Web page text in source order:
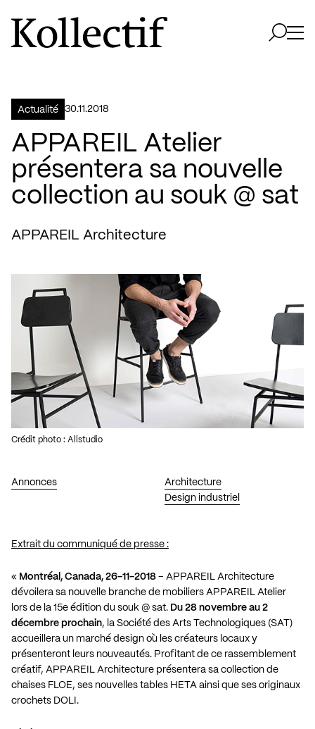
Aller à la page d'accueil
Logo Kollectif
Actualité 30.11.2018
APPAREIL Atelier
présentera sa nouvelle
collection au souk @ sat
APPAREIL Architecture
Annonces
Architecture
Design industriel
Crédit photo : Allstudio
Extrait du communiqué de presse :
« Montréal, Canada, 26-11-2018 – APPAREIL Architecture
dévoilera sa nouvelle branche de mobiliers APPAREIL Atelier
lors de la 15e édition du souk @ sat. Du 28 novembre au 2
décembre prochain, la Société des Arts Technologiques (SAT)
accueillera un marché design où les créateurs locaux y
présenteront leurs nouveautés. Profitant de ce rassemblement
créatif, APPAREIL Architecture présentera sa collection de
chaises FLOE, ses nouvelles tables HETA ainsi que ses originaux
crochets DOLI.